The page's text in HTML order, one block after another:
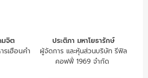
จิต
เฮือนคำ
ประติภา มหาโยธารักษ์
ผู้จัดการ และหุ้นส่วนบริษัท รีฟิล
คอฟฟี่ 1969 จำกัด